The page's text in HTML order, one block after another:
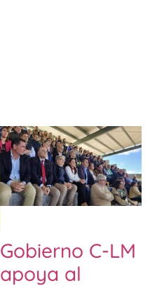
Gobierno C-LM
apoya al